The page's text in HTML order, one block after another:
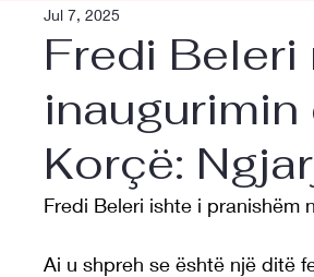
Fredi
Korçë:
Jul 7, 2025
Fredi Beleri ishte i pranishëm
Ai u shpreh se është një ditë